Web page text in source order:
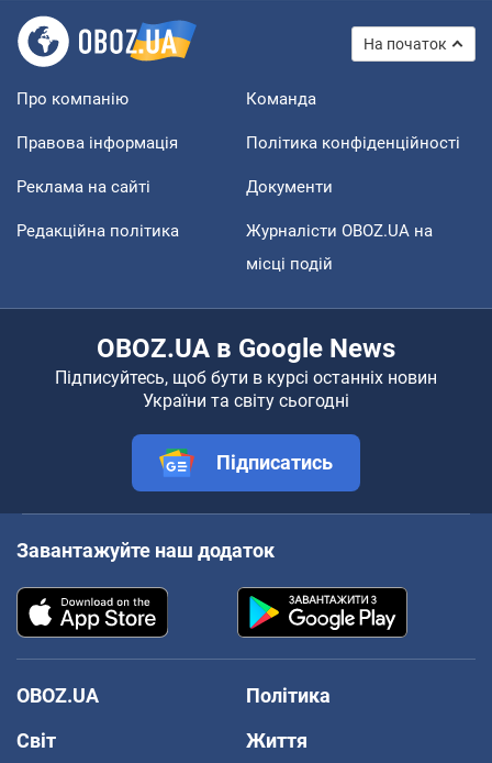
На початок
Про компанію Команда
Правова інформація Політика конфіденційності
Реклама на сайті Документи
Редакційна політика
Журналісти OBOZ.UA на
місці подій
OBOZ.UA в Google News
Підписуйтесь, щоб бути в курсі останніх новин
України та світу сьогодні
Підписатись
Завантажуйте наш додаток
OBOZ.UA
Політика
Світ
Життя